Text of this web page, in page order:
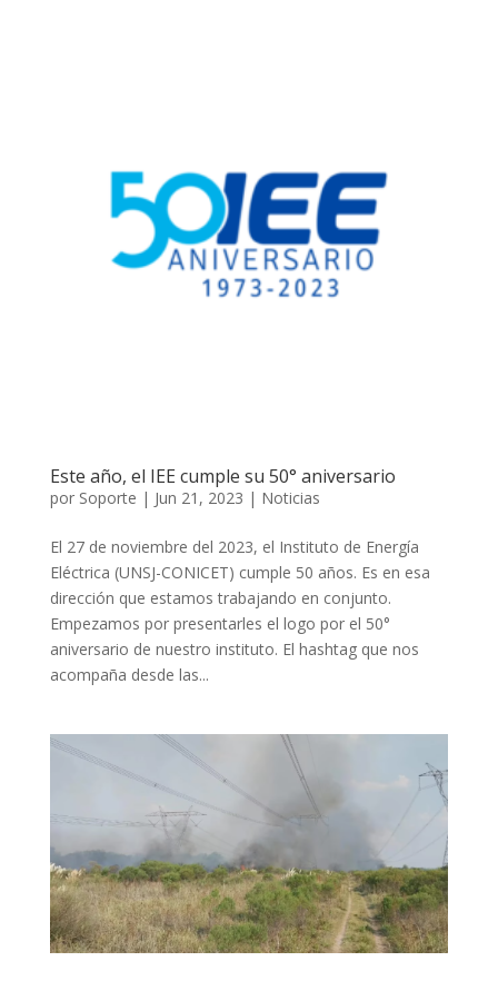
Este año, el IEE cumple su 50° aniversario
por Soporte | Jun 21, 2023 | Noticias
El 27 de noviembre del 2023, el Instituto de Energía
Eléctrica (UNSJ-CONICET) cumple 50 años. Es en esa
dirección que estamos trabajando en conjunto.
Empezamos por presentarles el logo por el 50°
aniversario de nuestro instituto. El hashtag que nos
acompaña desde las...